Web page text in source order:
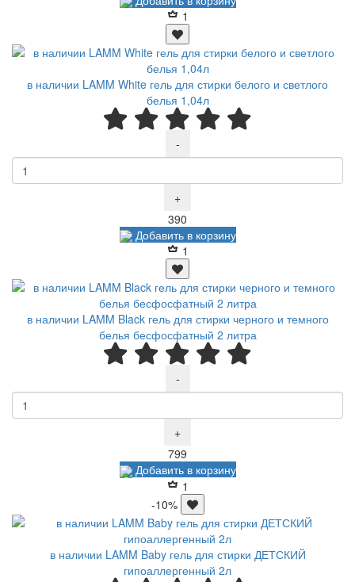
1
в наличии LAMM White гель для стирки белого и светлого
белья 1,04л
-
+
390
Добавить в корзину
1
в наличии LAMM Black гель для стирки черного и темного
белья бесфосфатный 2 литра
-
+
799
Добавить в корзину
1
-10%
в наличии LAMM Baby гель для стирки ДЕТСКИЙ
гипоаллергенный 2л